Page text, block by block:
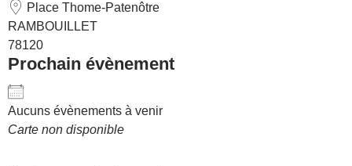
Place Thome-Patenôtre
RAMBOUILLET
78120
Prochain évènement
Aucuns évènements à venir
Carte non disponible